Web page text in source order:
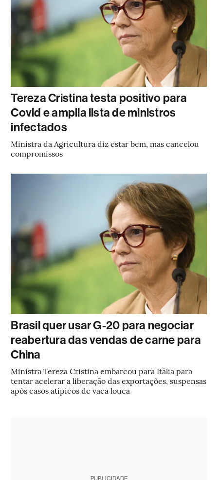
Tereza Cristina testa positivo para
Covid e amplia lista de ministros
infectados
Ministra da Agricultura diz estar bem, mas cancelou
compromissos
Brasil quer usar G-20 para negociar
reabertura das vendas de carne para
China
Ministra Tereza Cristina embarcou para Itália para
tentar acelerar a liberação das exportações, suspensas
após casos atípicos de vaca louca
PUBLICIDADE